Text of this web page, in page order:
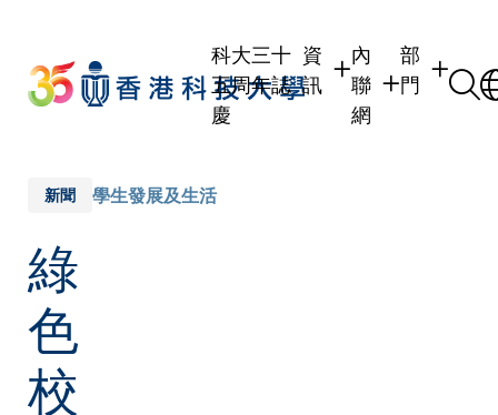
main
content
科大三十
五周年誌
慶
資
訊
內
聯
網
部
門
新聞 學生發展及生活
綠
色
校